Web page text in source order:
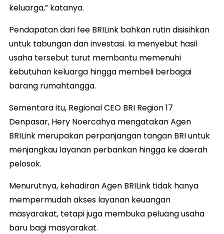
keluarga,” katanya.
Pendapatan dari fee BRILink bahkan rutin disisihkan
untuk tabungan dan investasi. Ia menyebut hasil
usaha tersebut turut membantu memenuhi
kebutuhan keluarga hingga membeli berbagai
barang rumahtangga.
Sementara itu, Regional CEO BRI Region 17
Denpasar, Hery Noercahya mengatakan Agen
BRILink merupakan perpanjangan tangan BRI untuk
menjangkau layanan perbankan hingga ke daerah
pelosok.
Menurutnya, kehadiran Agen BRILink tidak hanya
mempermudah akses layanan keuangan
masyarakat, tetapi juga membuka peluang usaha
baru bagi masyarakat.